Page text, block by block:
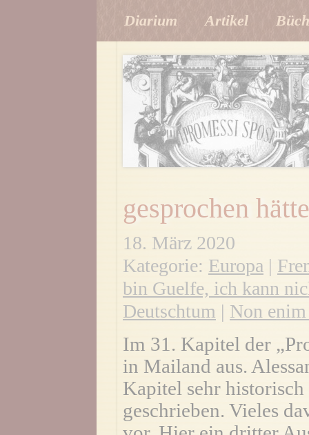
Diarium Artikel
gesprochen hätte
18. März 2020
Kategorie: Europa |
bin Guelfe, ich kann
Deutschtum | Non
Im 31. Kapitel der
in Mailand aus.
Kapitel sehr
geschrieben. Vieles